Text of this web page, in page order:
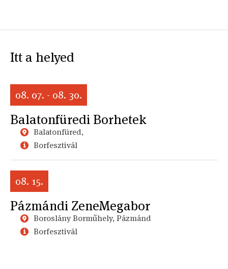
Itt a helyed
08. 07. - 08. 30.
Balatonfüredi Borhetek
Balatonfüred,
Borfesztivál
08. 15.
Pázmándi ZeneMegabor
Boroslány Borműhely, Pázmánd
Borfesztivál